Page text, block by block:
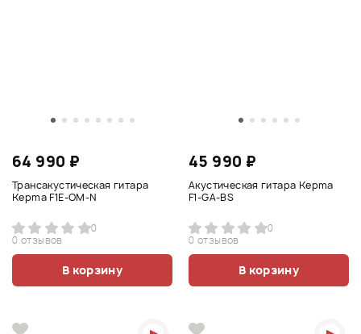
64 990 ₽
Трансакустическая гитара
Kepma F1E-OM-N
0
0 отзывов
В корзину
45 990 ₽
Акустическая гитара Kepma
F1-GA-BS
0
0 отзывов
В корзину